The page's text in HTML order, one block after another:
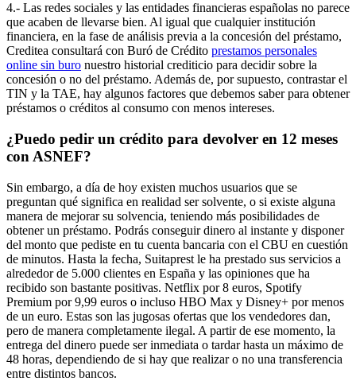
4.- Las redes sociales y las entidades financieras españolas no parece
que acaben de llevarse bien. Al igual que cualquier institución
financiera, en la fase de análisis previa a la concesión del préstamo,
Creditea consultará con Buró de Crédito prestamos personales
online sin buro nuestro historial crediticio para decidir sobre la
concesión o no del préstamo. Además de, por supuesto, contrastar el
TIN y la TAE, hay algunos factores que debemos saber para obtener
préstamos o créditos al consumo con menos intereses.
¿Puedo pedir un crédito para devolver en 12 meses
con ASNEF?
Sin embargo, a día de hoy existen muchos usuarios que se
preguntan qué significa en realidad ser solvente, o si existe alguna
manera de mejorar su solvencia, teniendo más posibilidades de
obtener un préstamo. Podrás conseguir dinero al instante y disponer
del monto que pediste en tu cuenta bancaria con el CBU en cuestión
de minutos. Hasta la fecha, Suitaprest le ha prestado sus servicios a
alrededor de 5.000 clientes en España y las opiniones que ha
recibido son bastante positivas. Netflix por 8 euros, Spotify
Premium por 9,99 euros o incluso HBO Max y Disney+ por menos
de un euro. Estas son las jugosas ofertas que los vendedores dan,
pero de manera completamente ilegal. A partir de ese momento, la
entrega del dinero puede ser inmediata o tardar hasta un máximo de
48 horas, dependiendo de si hay que realizar o no una transferencia
entre distintos bancos.